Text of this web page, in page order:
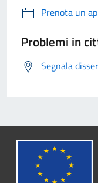
Prenota un
Problemi in
Segnala